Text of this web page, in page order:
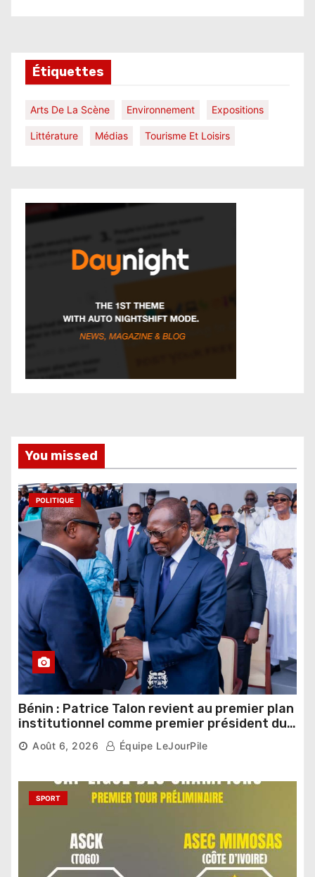
Étiquettes
Arts De La Scène Environnement Expositions
Littérature Médias Tourisme Et Loisirs
You missed
POLITIQUE
Bénin : Patrice Talon revient au premier plan
institutionnel comme premier président du
Sénat
Août 6, 2026 Équipe LeJourPile
SPORT